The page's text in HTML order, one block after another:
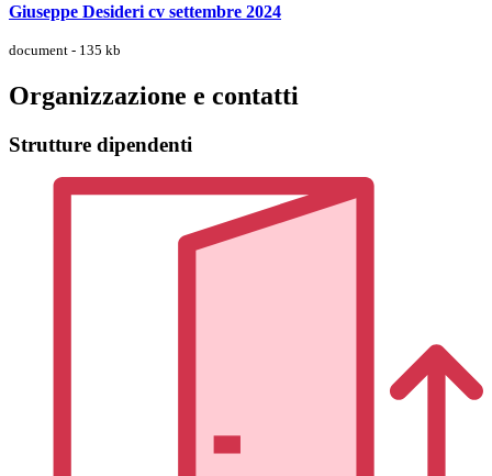
Giuseppe Desideri cv settembre 2024
document - 135 kb
Organizzazione e contatti
Strutture dipendenti